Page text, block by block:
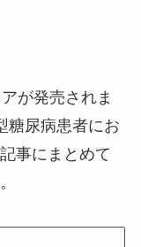
が発売されま
糖尿病患者にお
事にまとめて